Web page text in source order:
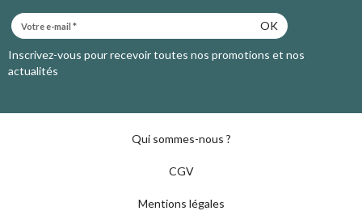
OK
Inscrivez-vous pour recevoir toutes nos promotions et nos
actualités
Qui sommes-nous ?
CGV
Mentions légales